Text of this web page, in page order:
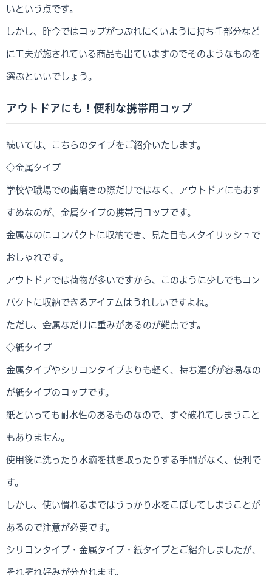
いという点です。
しかし、昨今ではコップがつぶれにくいように持ち手部分など
に工夫が施されている商品も出ていますのでそのようなものを
選ぶといいでしょう。
アウトドアにも！便利な携帯用コップ
続いては、こちらのタイプをご紹介いたします。
◇金属タイプ
学校や職場での歯磨きの際だけではなく、アウトドアにもおす
すめなのが、金属タイプの携帯用コップです。
金属なのにコンパクトに収納でき、見た目もスタイリッシュで
おしゃれです。
アウトドアでは荷物が多いですから、このように少しでもコン
パクトに収納できるアイテムはうれしいですよね。
ただし、金属なだけに重みがあるのが難点です。
◇紙タイプ
金属タイプやシリコンタイプよりも軽く、持ち運びが容易なの
が紙タイプのコップです。
紙といっても耐水性のあるものなので、すぐ破れてしまうこと
もありません。
使用後に洗ったり水滴を拭き取ったりする手間がなく、便利で
す。
しかし、使い慣れるまではうっかり水をこぼしてしまうことが
あるので注意が必要です。
シリコンタイプ・金属タイプ・紙タイプとご紹介しましたが、
それぞれ好みが分かれます。